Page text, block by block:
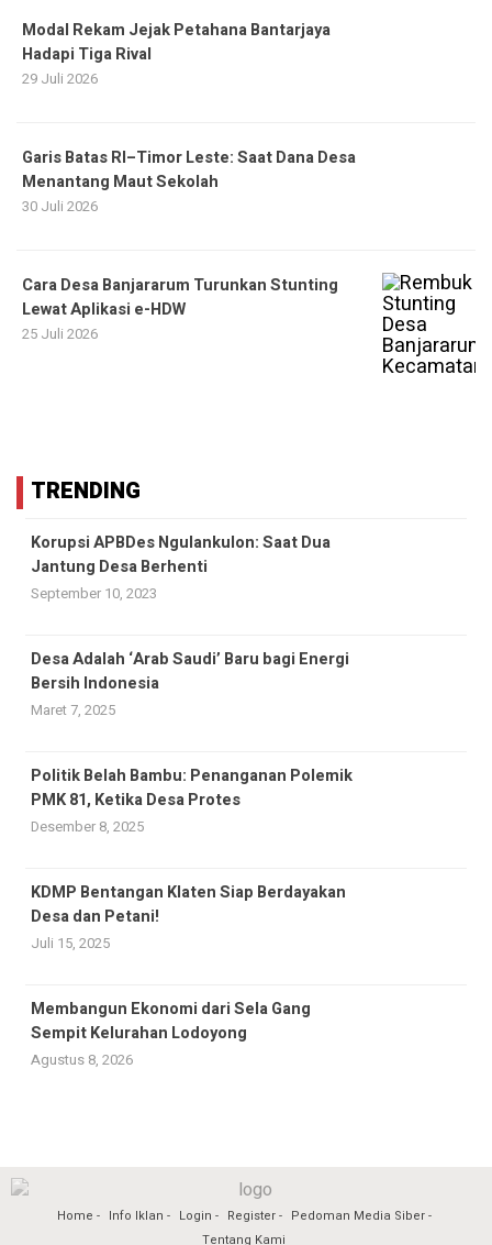
Modal Rekam Jejak Petahana Bantarjaya
Hadapi Tiga Rival
29 Juli 2026
Garis Batas RI–Timor Leste: Saat Dana Desa
Menantang Maut Sekolah
30 Juli 2026
Cara Desa Banjararum Turunkan Stunting
Lewat Aplikasi e-HDW
25 Juli 2026
TRENDING
Korupsi APBDes Ngulankulon: Saat Dua
Jantung Desa Berhenti
September 10, 2023
Desa Adalah ‘Arab Saudi’ Baru bagi Energi
Bersih Indonesia
Maret 7, 2025
Politik Belah Bambu: Penanganan Polemik
PMK 81, Ketika Desa Protes
Desember 8, 2025
KDMP Bentangan Klaten Siap Berdayakan
Desa dan Petani!
Juli 15, 2025
Membangun Ekonomi dari Sela Gang
Sempit Kelurahan Lodoyong
Agustus 8, 2026
Home Info Iklan Login Register
Pedoman Media Siber
Tentang Kami